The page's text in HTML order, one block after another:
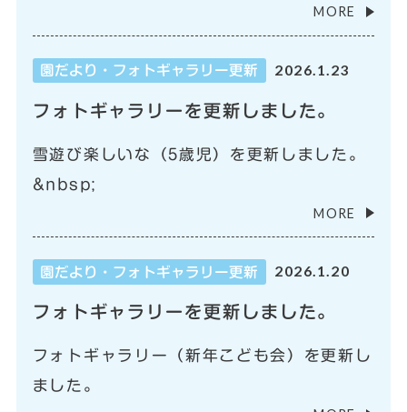
MORE
園だより・フォトギャラリー更新 2026.1.23
フォトギャラリーを更新しました。
雪遊び楽しいな（5歳児）を更新しました。
&nbsp;
MORE
園だより・フォトギャラリー更新 2026.1.20
フォトギャラリーを更新しました。
フォトギャラリー（新年こども会）を更新し
ました。